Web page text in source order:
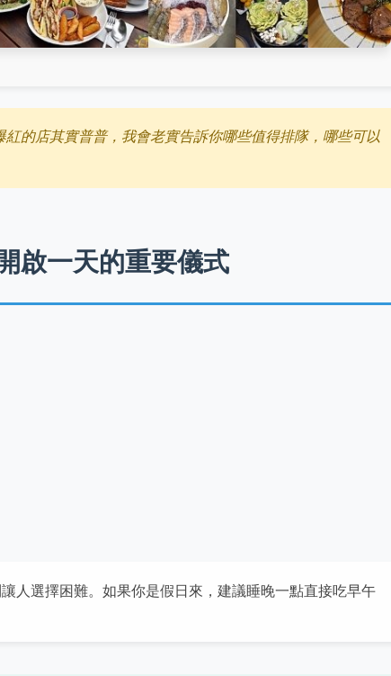
紅的店其實普普，我會老實告訴你哪些值得排隊，哪些可以
啟一天的重要儀式
人選擇困難。如果你是假日來，建議睡晚一點直接吃早午